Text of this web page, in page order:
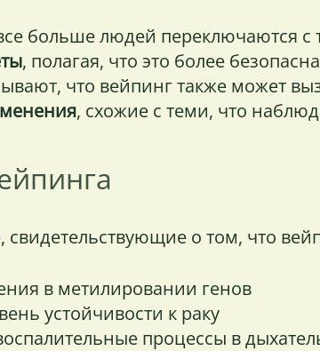
больше людей переключаются с
, полагая, что это более
что вейпинг также может
, схожие с теми, что
о том, что
в метилировании генов
устойчивости к раку
процессы в